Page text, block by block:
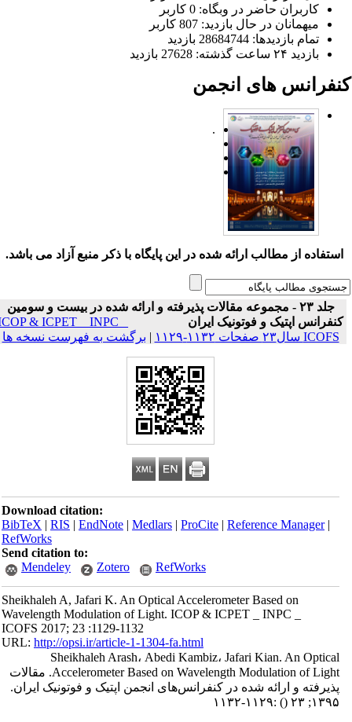
کاربران حاضر در وبگاه: 0 کاربر
میهمانان در حال بازدید: 807 کاربر
تمام بازدید‌ها: 28684744 بازدید
بازدید ۲۴ ساعت گذشته: 27628 بازدید
های انجمن
.
استفاده از مطالب ارائه شده در این پایگاه با ذکر منبع آزاد می باشد.
جلد ۲۳ - مجموعه مقالات پذیرفته و ارائه شده در بیست و سومین
کنفرانس اپتیک و فوتونیک ایران
ICOP & ICPET _ INPC _
ICOFS سال۲۳ صفحات ۱۱۳۲-۱۱۲۹
| برگشت به فهرست نسخه ها
Download citation:
BibTeX|RIS|EndNote|Medlars|ProCite|Reference Manager
RefWorks
Send citation to:
Mendeley
Zotero RefWorks
Sheikhaleh A, Jafari K. An Optical Accelerometer Based on
Wavelength Modulation of Light. ICOP & ICPET _ INPC _
ICOFS 2017; 23 :1129-1132
URL:http://opsi.ir/article-1-1304-fa.html
Sheikhaleh Arash، Abedi Kambiz، Jafari Kian. An Optical
Accelerometer Based on Wavelength Modulation of Light. مقالات
پذیرفته و ارائه شده در کنفرانس‌های انجمن اپتیک و فوتونیک ایران.
۱۳۹۵; ۲۳
() :۱۱۲۹-۱۱۳۲